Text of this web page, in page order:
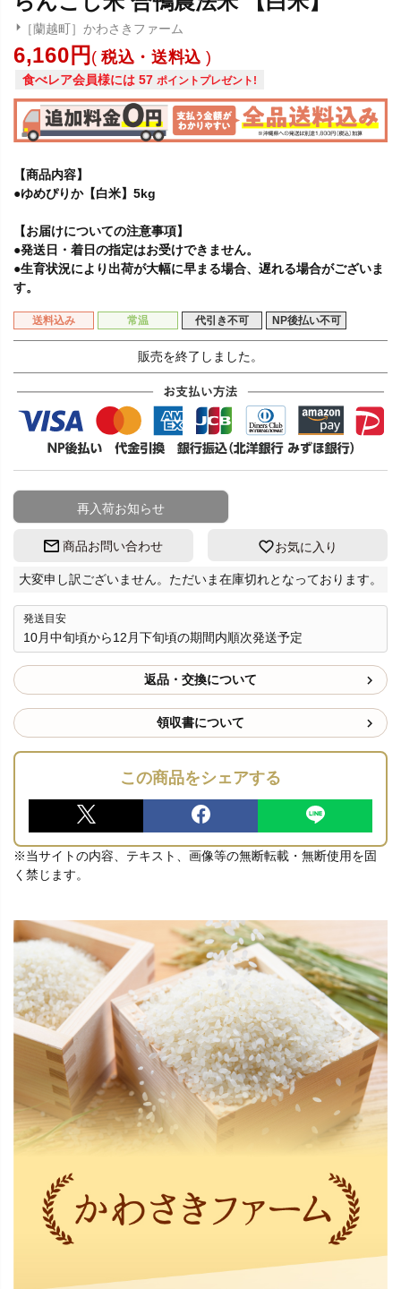
［蘭越町］かわさきファーム
6,160 税込・送料込
食べレア会員様には 57 ポイントプレゼント!
【商品内容】
●ゆめぴりか【白米】5kg
【お届けについての注意事項】
●発送日・着日の指定はお受けできません。
●生育状況により出荷が大幅に早まる場合、遅れる場合がございま
す。
送料込み 常温 代引き不可 NP後払い不可
販売を終了しました。
再入荷お知らせ
商品お問い合わせ お気に入り
大変申し訳ございません。ただいま在庫切れとなっております。
発送目安
10月中旬頃から12月下旬頃の期間内順次発送予定
返品・交換について
領収書について
この商品をシェアする
※当サイトの内容、テキスト、画像等の無断転載・無断使用を固
く禁じます。